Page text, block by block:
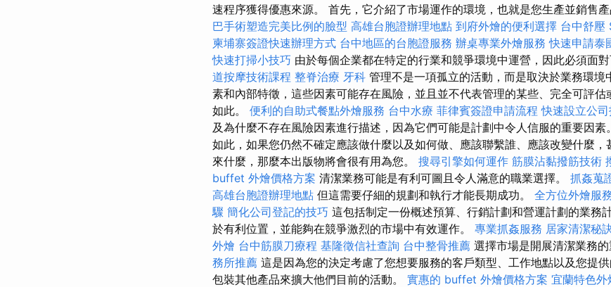
速程序獲得優惠來源。 首先，它介紹了市場運作的環境，也就是您生產並銷售
巴手術塑造完美比例的臉型 高雄台胞證辦理地點 到府外燴的便利選擇 台中舒壓
柬埔寨簽證快速辦理方式 台中地區的台胞證服務 辦桌專業外燴服務快速申請泰
快速打掃小技巧 由於每個企業都在特定的行業和競爭環境中運營，因此必須面
道按摩技術課程 整脊治療 牙科 管理不是一項孤立的活動，而是取決於業務環境
素和內部特徵，這些因素可能存在風險，並且並不代表管理的某些、完全可評
如此。 便利的自助式餐點外燴服務 台中水療 菲律賓簽證申請流程 快速設立公
及為什麼不存在風險因素進行描述，因為它們可能是計劃中令人信服的重要因
如此，如果您仍然不確定應該做什麼以及如何做、應該聯繫誰、應該改變什麼
來什麼，那麼本出版物將會很有用為您。 搜尋引擎如何運作 筋膜沾黏撥筋技術
buffet 外燴價格方案 清潔業務可能是有利可圖且令人滿意的職業選擇。 抓姦蒐
高雄台胞證辦理地點 但這需要仔細的規劃和執行才能長期成功。 全方位外燴服
驟 簡化公司登記的技巧 這包括制定一份概述預算、行銷計劃和營運計劃的業務
於有利位置，並能夠在競爭激烈的市場中有效運作。 專業抓姦服務 居家清潔秘
外燴 台中筋膜刀療程 基隆徵信社查詢 台中整骨推薦 選擇市場是開展清潔業務的
務所推薦 這是因為您的決定考慮了您想要服務的客戶類型、工作地點以及您提
包裝其他產品來擴大他們目前的活動。 實惠的 buffet 外燴價格方案 宜蘭特色外